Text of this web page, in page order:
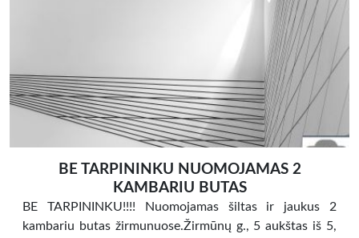
BE TARPININKU NUOMOJAMAS 2
KAMBARIU BUTAS
BE TARPININKU!!!! Nuomojamas šiltas ir jaukus 2
kambariu butas žirmunuose.Žirmūnų g., 5 aukštas iš 5,